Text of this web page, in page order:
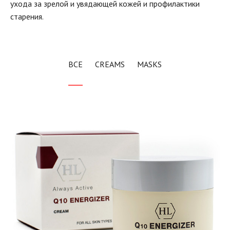
ухода за зрелой и увядающей кожей и профилактики
старения.
ВСЕ CREAMS MASKS